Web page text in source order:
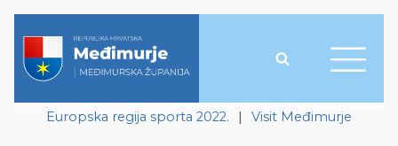
Europska regija sporta 2022. | Visit Međimurje